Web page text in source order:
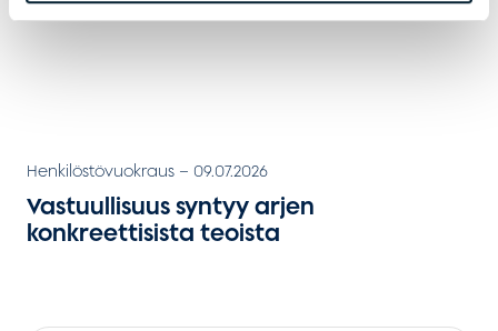
Vastuullisuus syntyy arjen
konkreettisista teoista
Henkilöstövuokraus – 09.07.2026